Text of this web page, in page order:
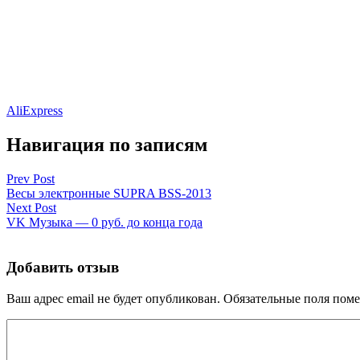
AliExpress
Навигация по записям
Prev Post
Весы электронные SUPRA BSS-2013
Next Post
VK Музыка — 0 руб. до конца года
Добавить отзыв
Ваш адрес email не будет опубликован. Обязательные поля